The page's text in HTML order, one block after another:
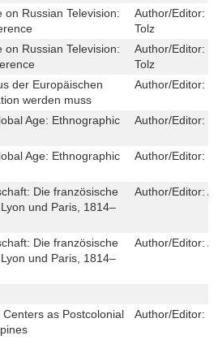
on Russian Television:
Author/Editor:
Tolz
on Russian Television:
Author/Editor:
Tolz
der Europäischen
werden muss
Author/Editor:
Age: Ethnographic
Author/Editor:
Age: Ethnographic
Author/Editor:
Die französische
und Paris, 1814–
Author/Editor:
Die französische
und Paris, 1814–
Author/Editor:
as Postcolonial
Author/Editor: